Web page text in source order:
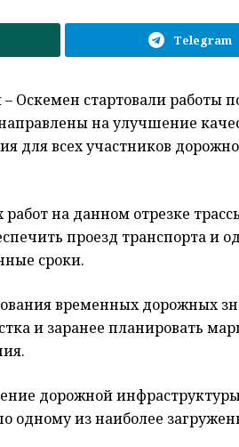
Telegram
Оскемен стартовали работы
на улучшение
для всех участников
на данном отрезке
проезд транспорта и
сроки.
временных дорожных
и заранее планировать
дорожной
одному из наиболее